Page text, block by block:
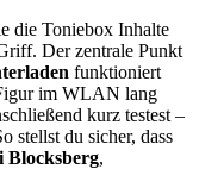
die Toniebox Inhalte
Der zentrale Punkt
funktioniert
im WLAN lang
kurz testest –
stellst du sicher, dass
Blocksberg,